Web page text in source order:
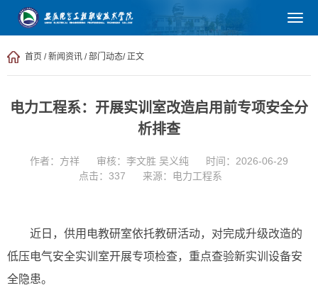
部门动态
首页 /新闻资讯 /部门动态/ 正文
电力工程系：开展实训室改造启用前专项安全分
析排查
作者：方祥 审核：李文胜 吴义纯
时间：2026-06-29
点击： 337 来源：电力工程系
近日，供用电教研室依托教研活动，对完成升级改造的
低压电气安全实训室开展专项检查，重点查验新实训设备安
全隐患。